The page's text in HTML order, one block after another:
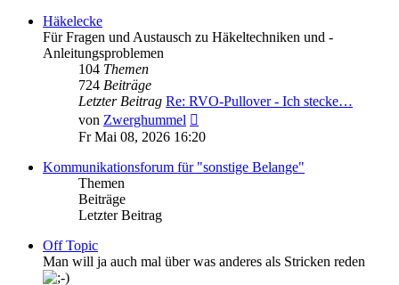
Häkelecke
Für Fragen und Austausch zu Häkeltechniken und -
Anleitungsproblemen
104 Themen
724 Beiträge
Letzter Beitrag Re: RVO-Pullover - Ich stecke…
von Zwerghummel
Beitrag
Fr Mai 08, 2026 16:20
Kommunikationsforum für "sonstige Belange"
Themen
Beiträge
Letzter Beitrag
Off Topic
Man will ja auch mal über was anderes als Stricken reden